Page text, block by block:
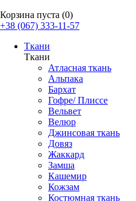
Корзина пуста (0)
+38 (067) 333-11-57
Ткани
Ткани
Атласная ткань
Альпака
Бархат
Гофре/ Плиссе
Вельвет
Велюр
Джинсовая ткань
Довяз
Жаккард
Замша
Кашемир
Кожзам
Костюмная ткань